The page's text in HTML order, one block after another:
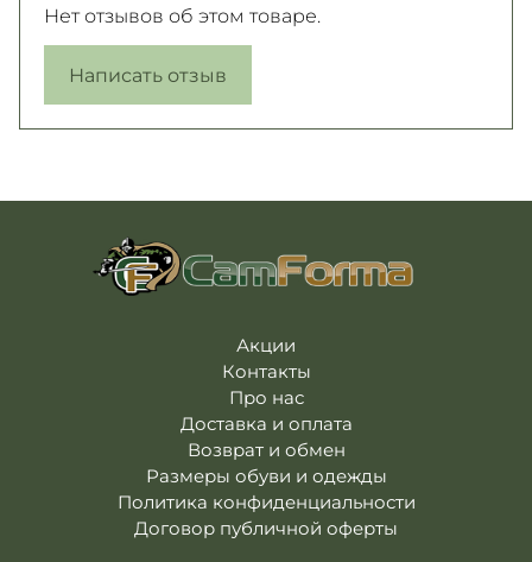
Нет отзывов об этом товаре.
Написать отзыв
Акции
Контакты
Про нас
Доставка и оплата
Возврат и обмен
Размеры обуви и одежды
Политика конфиденциальности
Договор публичной оферты